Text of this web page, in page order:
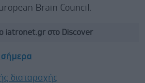
Brain Council.
iatronet.gr στο Discover
σήμερα
διαταραχής